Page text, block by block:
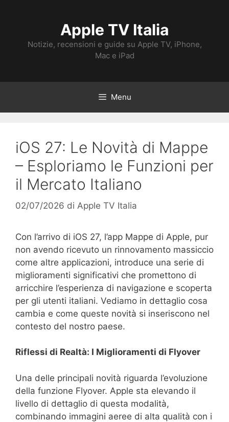
Apple TV Italia
Notizie, recensioni e guide su Apple TV, iPhone,
Mac e iPad
Menu
iOS 27: Le Novità di Mappe
– Esploriamo le Funzioni per
il Mercato Italiano
02/07/2026 di Apple TV Italia
Con l’arrivo di iOS 27, l’app Mappe di Apple, pur
non avendo ricevuto un rinnovamento massiccio
come altre applicazioni, introduce una serie di
miglioramenti significativi che promettono di
arricchire l’esperienza di navigazione e scoperta
per gli utenti italiani. Vediamo in dettaglio cosa
cambia e come queste novità si inseriscono nel
contesto del nostro paese.
Riflessi di Realtà: I Miglioramenti di Flyover
Una delle principali novità riguarda l’evoluzione
della funzione Flyover. Apple sta elevando il
livello di dettaglio di questa modalità,
combinando immagini aeree di alta qualità con i